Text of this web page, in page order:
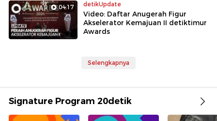
04:17 detikUpdate
Video: Daftar Anugerah Figur
Akselerator Kemajuan II detiktimur
Awards
Selengkapnya
Signature Program 20detik